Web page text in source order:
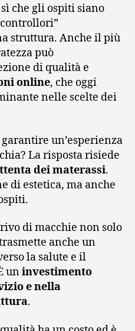
che gli ospiti siano
struttura. Anche il più
può
di qualità e
online, che oggi
nelle scelte dei
un’esperienza
La risposta risiede
dei materassi.
di estetica, ma anche
di macchie non solo
anche un
la salute e il
uninvestimento
e nella
.